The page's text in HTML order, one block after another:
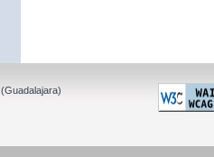
(Guadalajara)